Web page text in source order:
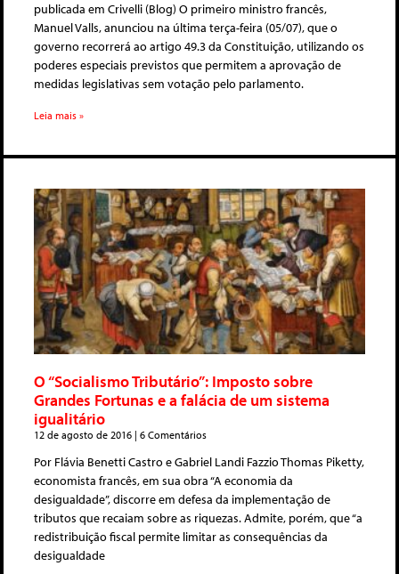
publicada em Crivelli (Blog) O primeiro ministro francês,
Manuel Valls, anunciou na última terça-feira (05/07), que o
governo recorrerá ao artigo 49.3 da Constituição, utilizando os
poderes especiais previstos que permitem a aprovação de
medidas legislativas sem votação pelo parlamento.
Leia mais »
O “Socialismo Tributário”: Imposto sobre
Grandes Fortunas e a falácia de um sistema
igualitário
12 de agosto de 2016 6 Comentários
Por Flávia Benetti Castro e Gabriel Landi Fazzio Thomas Piketty,
economista francês, em sua obra “A economia da
desigualdade”, discorre em defesa da implementação de
tributos que recaiam sobre as riquezas. Admite, porém, que “a
redistribuição fiscal permite limitar as consequências da
desigualdade